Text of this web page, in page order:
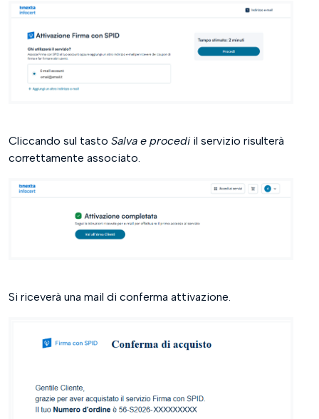
Cliccando sul tasto Salva e procedi il servizio risulterà
correttamente associato.
Si riceverà una mail di conferma attivazione.